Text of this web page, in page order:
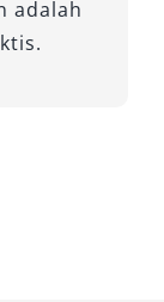
adalah